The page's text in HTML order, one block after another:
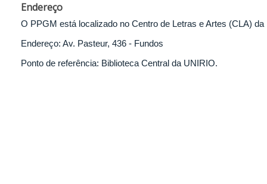
Endereço
O PPGM está localizado no Centro de Letras e Artes (CLA)
Endereço: Av. Pasteur, 436 - Fundos
Ponto de referência: Biblioteca Central da UNIRIO.